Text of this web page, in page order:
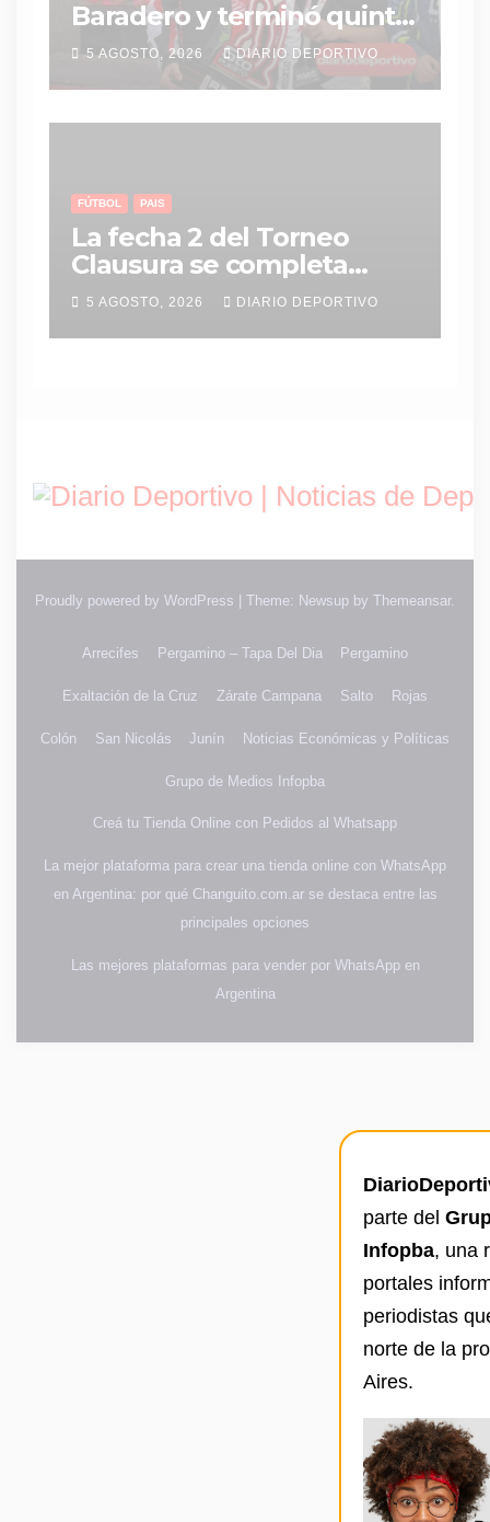
parte del
Infopba, una
portales
periodistas
norte de la
Aires.
Baradero y terminó quinto
en una final vibrante del
5 AGOSTO, 2026 DIARIO DEPORTIVO
FÚTBOL PAIS
La fecha 2 del Torneo
Clausura se completa
entre miércoles y jueves
con tres partidos clave
5 AGOSTO, 2026 DIARIO DEPORTIVO
Proudly powered by WordPress Theme: Newsup by Themeansar.
Arrecifes Pergamino – Tapa Del Dia Pergamino
Exaltación de la Cruz Zárate Campana Salto Rojas
Colón San Nicolás Junín Noticias Económicas y Políticas
Grupo de Medios Infopba
Creá tu Tienda Online con Pedidos al Whatsapp
La mejor plataforma para crear una tienda online con WhatsApp
en Argentina: por qué Changuito.com.ar se destaca entre las
principales opciones
Las mejores plataformas para vender por WhatsApp en
Argentina